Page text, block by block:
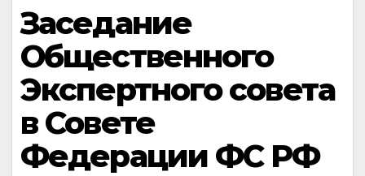
Заседание
Общественного
Экспертного совета
в Совете
Федерации ФС РФ